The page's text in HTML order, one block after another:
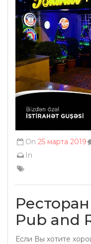
On 25 марта 2019
In
Pub and
Если Вы хотите